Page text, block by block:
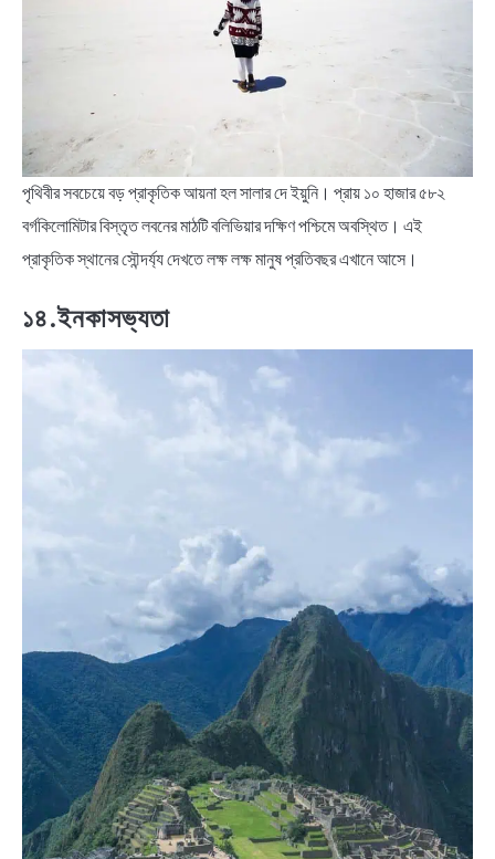
পৃথিবীর সবচেয়ে বড় প্রাকৃতিক আয়না হল সালার দে ইয়ুনি। প্রায় ১০ হাজার ৫৮২
বর্গকিলোমিটার বিস্তৃত লবনের মাঠটি বলিভিয়ার দক্ষিণ পশ্চিমে অবস্থিত। এই
প্রাকৃতিক স্থানের সৌন্দর্য্য দেখতে লক্ষ লক্ষ মানুষ প্রতিবছর এখানে আসে।
১৪.ইনকাসভ্যতা